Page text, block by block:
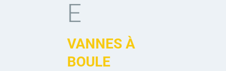
E
VANNES À
BOULE